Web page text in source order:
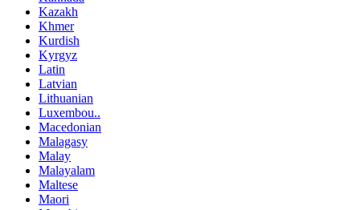
Kazakh
Khmer
Kurdish
Kyrgyz
Latin
Latvian
Lithuanian
Luxembou..
Macedonian
Malagasy
Malay
Malayalam
Maltese
Maori